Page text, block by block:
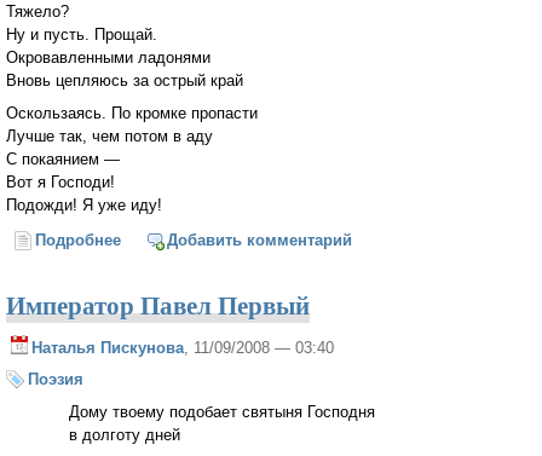
Тяжело?
Ну и пусть. Прощай.
Окровавленными ладонями
Вновь цепляюсь за острый край
Оскользаясь. По кромке пропасти
Лучше так, чем потом в аду
С покаянием —
Вот я Господи!
Подожди! Я уже иду!
Подробнее о Ты не веришь, а я попробую...
Добавить комментарий
Император Павел Первый
Наталья Пискунова , 11/09/2008 — 03:40
Поэзия
Дому твоему подобает святыня Господня
в долготу дней